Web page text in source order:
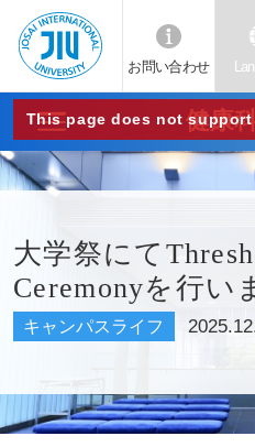
JIU
城西
国際
大学
お問い合わせ
This page does not健康
大学祭にて
Ceremonyを行い
キャンパスライフ